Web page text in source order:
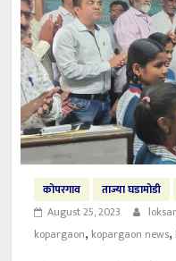
कोपरगाव ताज्या घडामोडी
August 25, 2023
kopargaon, kopargaon news,